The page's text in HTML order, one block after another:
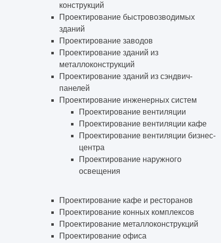
конструкций
Проектирование быстровозводимых
зданий
Проектирование заводов
Проектирование зданий из
металлоконструкций
Проектирование зданий из сэндвич-
панелей
Проектирование инженерных систем
Проектирование вентиляции
Проектирование вентиляции кафе
Проектирование вентиляции бизнес-
центра
Проектирование наружного
освещения
Проектирование кафе и ресторанов
Проектирование конных комплексов
Проектирование металлоконструкций
Проектирование офиса